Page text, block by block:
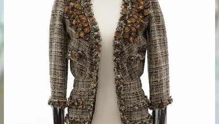
出張買取の
お申込み
宅配買取の
お申込み